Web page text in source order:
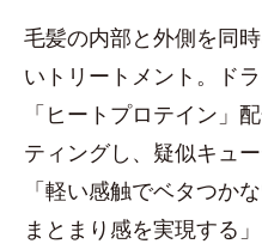
毛髪の内部と外側を同
いトリートメント。ド
「ヒートプロテイン」
ティングし、疑似キュ
「軽い感触でベタつか
まとまり感を実現する